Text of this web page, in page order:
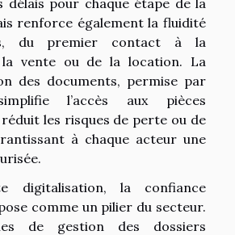
renforce également la fluidité
du premier contact à la
vente ou de la location. La
des documents, permise par
l’accès aux pièces
les risques de perte ou de
à chaque acteur une
digitalisation, la confiance
comme un pilier du secteur.
de gestion des dossiers